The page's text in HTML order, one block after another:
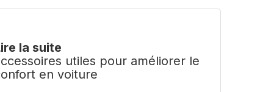
la suite
utiles pour améliorer le
en voiture